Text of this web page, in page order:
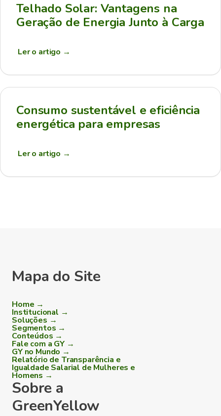
Telhado Solar: Vantagens na
Geração de Energia Junto à Carga
Ler o artigo →
Consumo sustentável e eficiência
energética para empresas
Ler o artigo →
Mapa do Site
Home →
Institucional →
Soluções →
Segmentos →
Conteúdos →
Fale com a GY →
GY no Mundo →
Relatório de Transparência e
Igualdade Salarial de Mulheres e
Homens →
Sobre a
GreenYellow